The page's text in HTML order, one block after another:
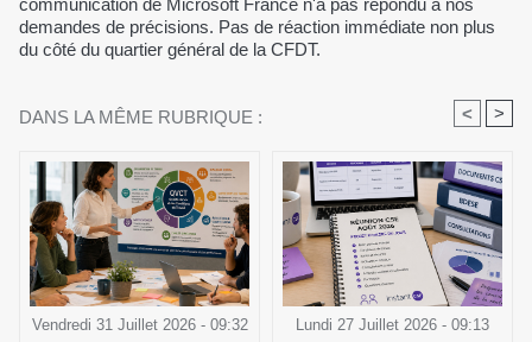
communication de Microsoft France n'a pas répondu à nos
demandes de précisions. Pas de réaction immédiate non plus
du côté du quartier général de la CFDT.
DANS LA MÊME RUBRIQUE : < >
Vendredi 31 Juillet 2026 - 09:32 Lundi 27 Juillet 2026 - 09:13